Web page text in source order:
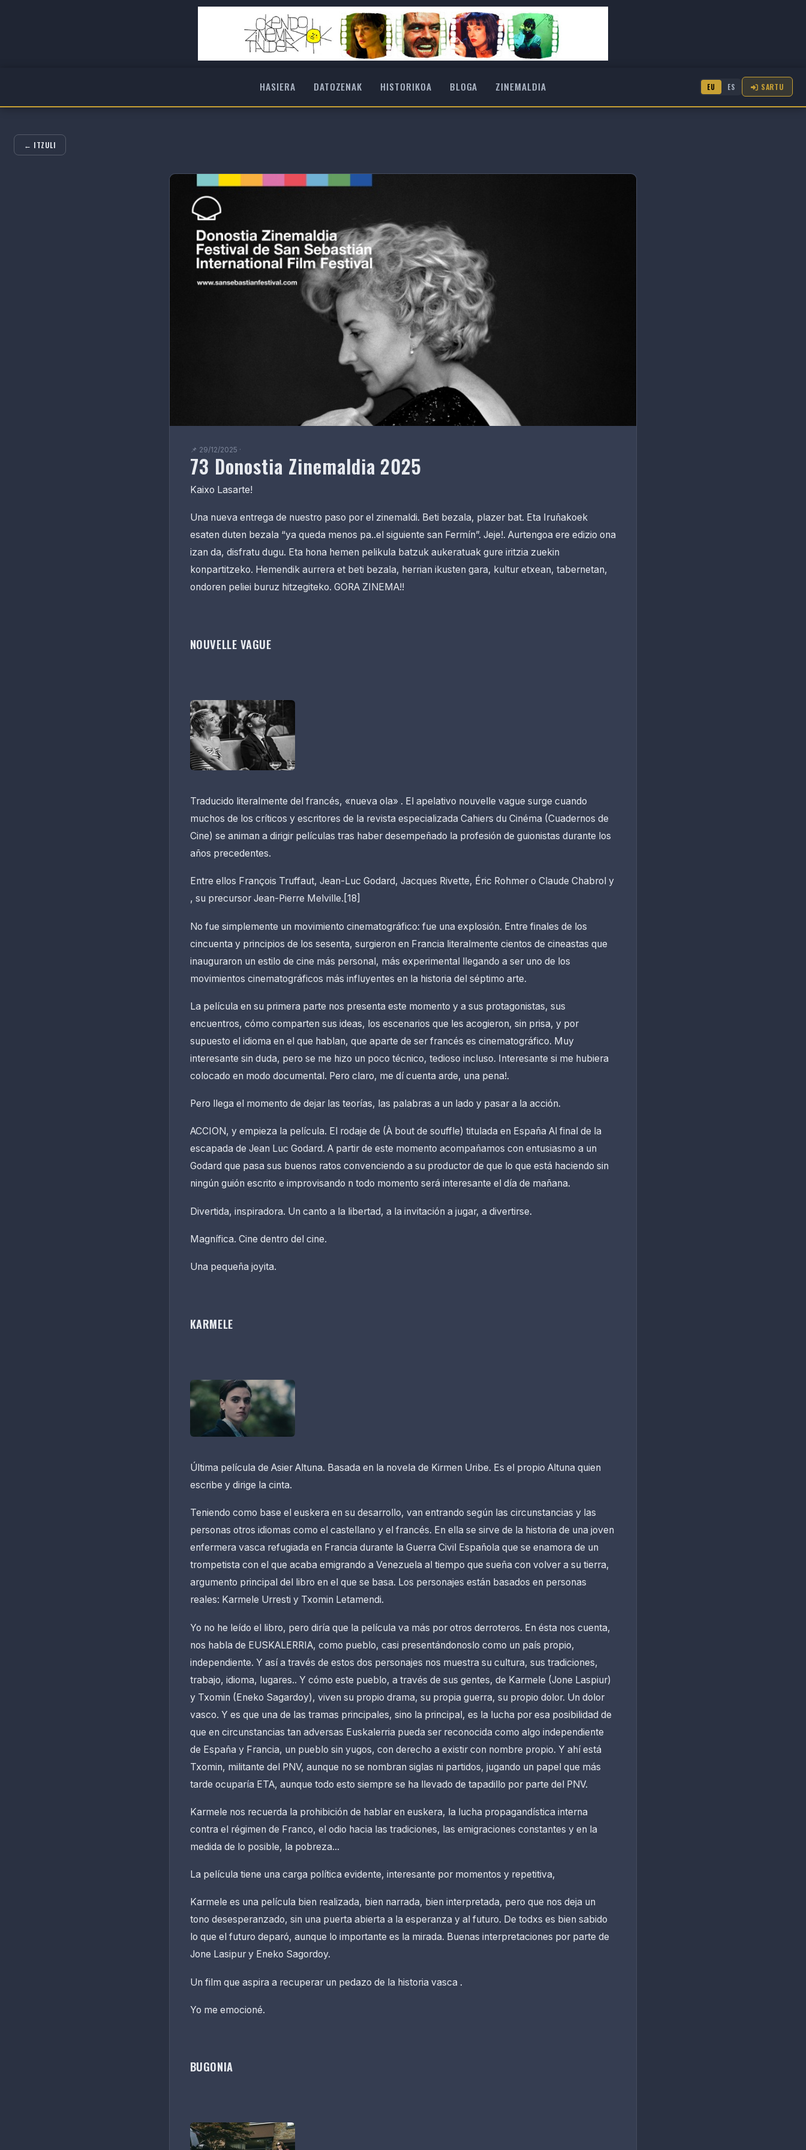
HASIERA DATOZENAK HISTORIKOA BLOGA ZINEMALDIA EU ES SARTU
← ITZULI
📌 29/12/2025 ·
73 Donostia Zinemaldia 2025
Kaixo Lasarte!
Una nueva entrega de nuestro paso por el zinemaldi. Beti bezala, plazer bat. Eta Iruñakoek
esaten duten bezala “ya queda menos pa..el siguiente san Fermín”. Jeje!. Aurtengoa ere edizio ona
izan da, disfratu dugu. Eta hona hemen pelikula batzuk aukeratuak gure iritzia zuekin
konpartitzeko. Hemendik aurrera et beti bezala, herrian ikusten gara, kultur etxean, tabernetan,
ondoren peliei buruz hitzegiteko. GORA ZINEMA!!
NOUVELLE VAGUE
Traducido literalmente del francés, «nueva ola» . El apelativo nouvelle vague surge cuando
muchos de los críticos y escritores de la revista especializada Cahiers du Cinéma (Cuadernos de
Cine) se animan a dirigir películas tras haber desempeñado la profesión de guionistas durante los
años precedentes.
Entre ellos François Truffaut, Jean-Luc Godard, Jacques Rivette, Éric Rohmer o Claude Chabrol y
, su precursor Jean-Pierre Melville.[18]
No fue simplemente un movimiento cinematográfico: fue una explosión. Entre finales de los
cincuenta y principios de los sesenta, surgieron en Francia literalmente cientos de cineastas que
inauguraron un estilo de cine más personal, más experimental llegando a ser uno de los
movimientos cinematográficos más influyentes en la historia del séptimo arte.
La película en su primera parte nos presenta este momento y a sus protagonistas, sus
encuentros, cómo comparten sus ideas, los escenarios que les acogieron, sin prisa, y por
supuesto el idioma en el que hablan, que aparte de ser francés es cinematográfico. Muy
interesante sin duda, pero se me hizo un poco técnico, tedioso incluso. Interesante si me hubiera
colocado en modo documental. Pero claro, me dí cuenta arde, una pena!.
Pero llega el momento de dejar las teorías, las palabras a un lado y pasar a la acción.
ACCION, y empieza la película. El rodaje de (À bout de souffle) titulada en España Al final de la
escapada de Jean Luc Godard. A partir de este momento acompañamos con entusiasmo a un
Godard que pasa sus buenos ratos convenciendo a su productor de que lo que está haciendo sin
ningún guión escrito e improvisando n todo momento será interesante el día de mañana.
Divertida, inspiradora. Un canto a la libertad, a la invitación a jugar, a divertirse.
Magnífica. Cine dentro del cine.
Una pequeña joyita.
KARMELE
Última película de Asier Altuna. Basada en la novela de Kirmen Uribe. Es el propio Altuna quien
escribe y dirige la cinta.
Teniendo como base el euskera en su desarrollo, van entrando según las circunstancias y las
personas otros idiomas como el castellano y el francés. En ella se sirve de la historia de una joven
enfermera vasca refugiada en Francia durante la Guerra Civil Española que se enamora de un
trompetista con el que acaba emigrando a Venezuela al tiempo que sueña con volver a su tierra,
argumento principal del libro en el que se basa. Los personajes están basados en personas
reales: Karmele Urresti y Txomin Letamendi.
Yo no he leído el libro, pero diría que la película va más por otros derroteros. En ésta nos cuenta,
nos habla de EUSKALERRIA, como pueblo, casi presentándonoslo como un país propio,
independiente. Y así a través de estos dos personajes nos muestra su cultura, sus tradiciones,
trabajo, idioma, lugares.. Y cómo este pueblo, a través de sus gentes, de Karmele (Jone Laspiur)
y Txomin (Eneko Sagardoy), viven su propio drama, su propia guerra, su propio dolor. Un dolor
vasco. Y es que una de las tramas principales, sino la principal, es la lucha por esa posibilidad de
que en circunstancias tan adversas Euskalerria pueda ser reconocida como algo independiente
de España y Francia, un pueblo sin yugos, con derecho a existir con nombre propio. Y ahí está
Txomin, militante del PNV, aunque no se nombran siglas ni partidos, jugando un papel que más
tarde ocuparía ETA, aunque todo esto siempre se ha llevado de tapadillo por parte del PNV.
Karmele nos recuerda la prohibición de hablar en euskera, la lucha propagandística interna
contra el régimen de Franco, el odio hacia las tradiciones, las emigraciones constantes y en la
medida de lo posible, la pobreza...
La película tiene una carga política evidente, interesante por momentos y repetitiva,
Karmele es una película bien realizada, bien narrada, bien interpretada, pero que nos deja un
tono desesperanzado, sin una puerta abierta a la esperanza y al futuro. De todxs es bien sabido
lo que el futuro deparó, aunque lo importante es la mirada. Buenas interpretaciones por parte de
Jone Lasipur y Eneko Sagordoy.
Un film que aspira a recuperar un pedazo de la historia vasca .
Yo me emocioné.
BUGONIA